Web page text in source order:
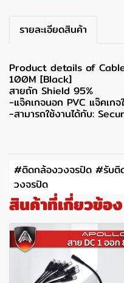
รายละเอียดสินค้า
Product details of
100M [Black]
สายถัก Shield 95%
-แจ๊คเกจนอก PVC แจ๊คเก
-สามารถใช้งานได้กับ:
#ติดกล้องวงจรปิด #รับ
วงจรปิด
สินค้าที่เกี่ยวข้อง